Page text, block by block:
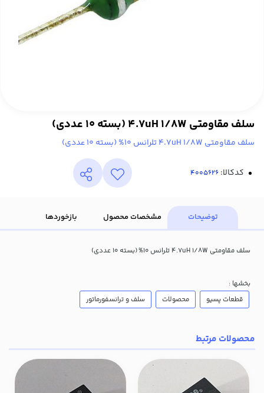
سلف مقاومتی 4.7uH 1/8W (بسته 10 عددی)
سلف مقاومتی 4.7uH 1/8W تلرانس 10% (بسته 10 عددی)
کدکالا:
توضیحات مشخصات محصول بازخوردها
سلف مقاومتی 4.7uH 1/8W تلرانس 10% (بسته 10 عددی)
بخشها :
قطعات پسیو
محصولات سلف و ترانسفورماتور
محصولات مرتبط